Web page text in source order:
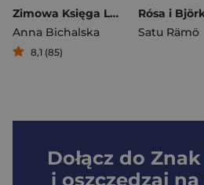
Zimowa Księga Ludmiły
Anna Bichalska
8,1 (85)
Rósa i
Satu Rämö
Dołącz do Znak
i oszczędzaj